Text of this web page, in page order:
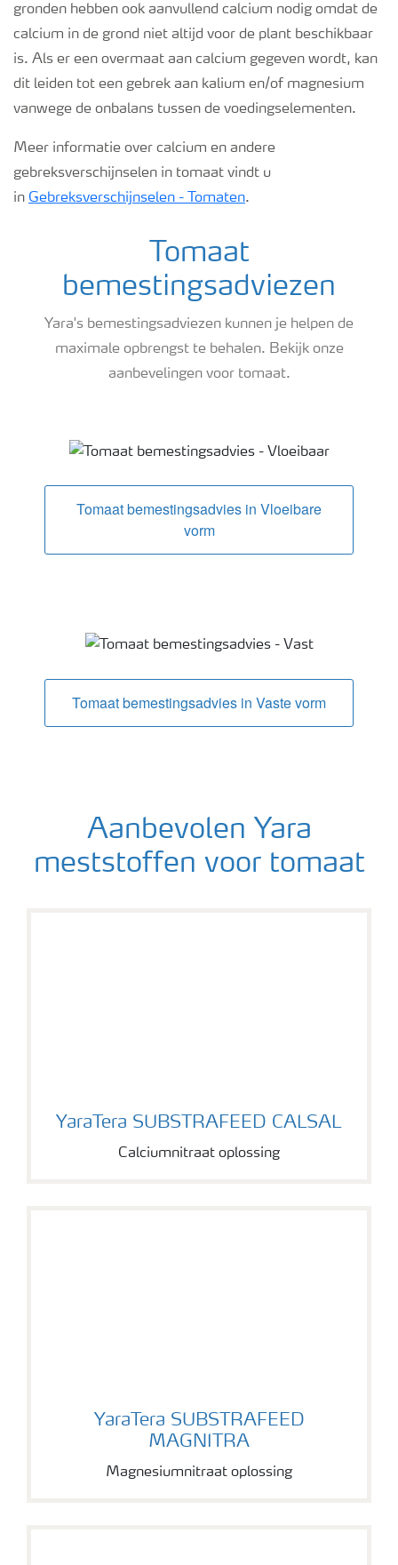
gronden hebben ook aanvullend calcium nodig omdat de
calcium in de grond niet altijd voor de plant beschikbaar
is. Als er een overmaat aan calcium gegeven wordt, kan
dit leiden tot een gebrek aan kalium en/of magnesium
vanwege de onbalans tussen de voedingselementen.
Meer informatie over calcium en andere
gebreksverschijnselen in tomaat vindt u
in Gebreksverschijnselen - Tomaten.
Tomaat
bemestingsadviezen
Yara's bemestingsadviezen kunnen je helpen de
maximale opbrengst te behalen. Bekijk onze
aanbevelingen voor tomaat.
Tomaat bemestingsadviezen
Tomaat bemestingsadvies in Vloeibare
vorm
Tomaat bemestingsadvies in Vaste vorm
Aanbevolen Yara
meststoffen voor tomaat
YaraTera SUBSTRAFEED CALSAL
Calciumnitraat oplossing
YaraTera SUBSTRAFEED
MAGNITRA
Magnesiumnitraat oplossing